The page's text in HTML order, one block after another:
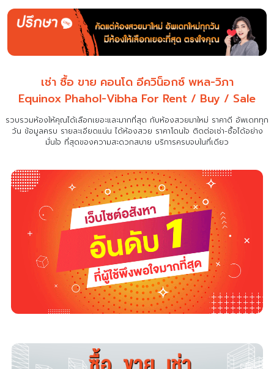
เช่า ซื้อ ขาย คอนโด อีควิน็อกซ์ พหล-วิภา
Equinox Phahol-Vibha For Rent / Buy / Sale
รวบรวมห้องให้คุณได้เลือกเยอะและมากที่สุด กับห้องสวยมาใหม่ ราคาดี อัพเดททุก
วัน ข้อมูลครบ รายละเอียดแน่นได้ห้องสวย ราคาโดนใจ ติดต่อเช่า-ซื้อได้อย่าง
มั่นใจ ที่สุดของความสะดวกสบาย บริการครบจบในที่เดียว